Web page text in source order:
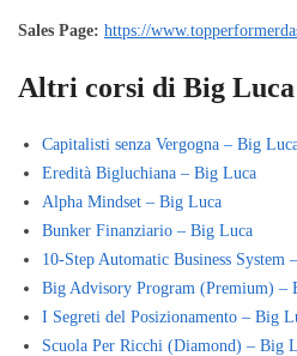
Sales Page: https://
Altri corsi di Big Luca
Capitalisti senza Vergogna – Big
Eredità Bigluchiana – Big Luca
Alpha Mindset – Big Luca
Bunker Finanziario – Big Luca
10-Step Automatic Business System
Big Advisory Program (Premium) –
I Segreti del Posizionamento – Big
Scuola Per Ricchi (Diamond) – Big